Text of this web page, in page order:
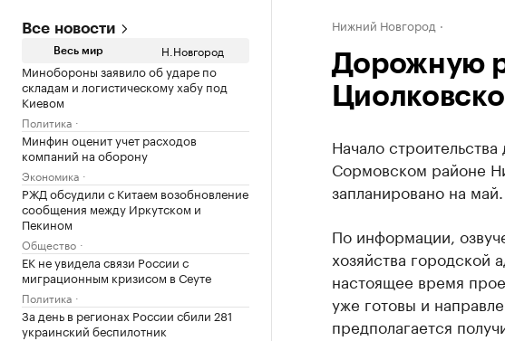
Все новости
Весь мир Н.Новгород
Минобороны заявило об ударе по
складам и логистическому хабу под
Киевом
Политика
Минфин оценит учет расходов
компаний на оборону
Экономика
РЖД обсудили с Китаем возобновление
сообщения между Иркутском и
Пекином
Общество
ЕК не увидела связи России с
миграционным кризисом в Сеуте
Политика
За день в регионах России сбили 281
украинский беспилотник
Нижний Новгород
Дорожную
Начало
Сормовском районе
запланировано на май.
По информации,
хозяйства городской
настоящее время
уже готовы и
предполагается